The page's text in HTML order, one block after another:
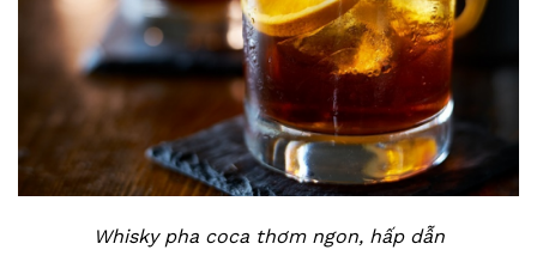
Whisky pha coca thơm ngon, hấp dẫn